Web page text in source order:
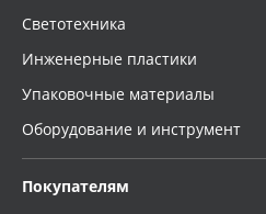
Светотехника
Инженерные пластики
Упаковочные материалы
Оборудование и инструмент
Покупателям